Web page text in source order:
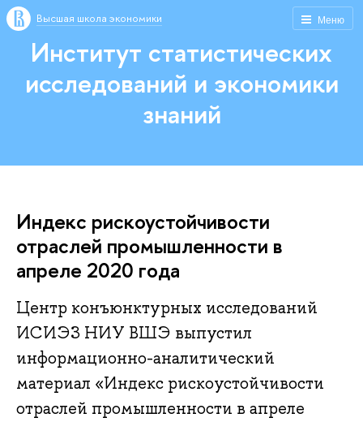
Меню
Высшая школа экономики
Институт статистических
исследований и экономики
знаний
Индекс рискоустойчивости
отраслей промышленности в
апреле 2020 года
Центр конъюнктурных исследований
ИСИЭЗ НИУ ВШЭ выпустил
информационно-аналитический
материал «Индекс рискоустойчивости
отраслей промышленности в апреле